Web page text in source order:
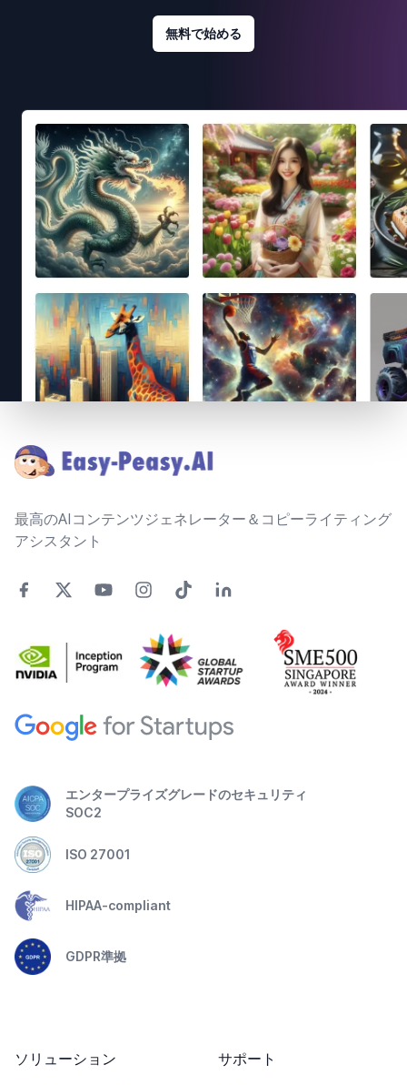
無料で始める
最高のAIコンテンツジェネレーター＆コピーライティング
アシスタント
エンタープライズグレードのセキュリティ
SOC2
ISO 27001
HIPAA-compliant
GDPR準拠
ソリューション
サポート